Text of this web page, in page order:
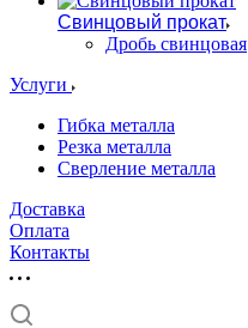
Свинцовый прокат
Дробь свинцовая
Услуги
Гибка металла
Резка металла
Сверление металла
Доставка
Оплата
Контакты